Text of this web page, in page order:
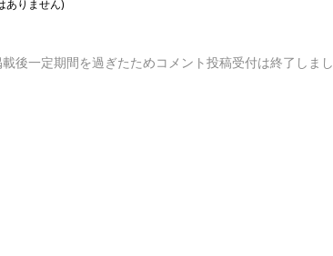
ありません)
後一定期間を過ぎたためコメント投稿受付は終了しま